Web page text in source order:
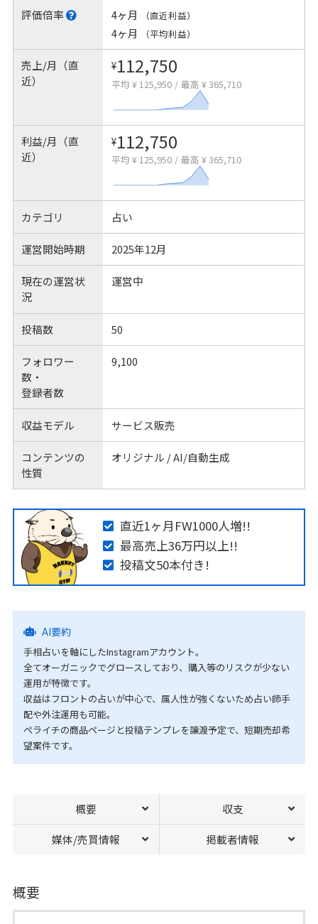
評価倍率 4ヶ月 （直近利益）
4ヶ月 （平均利益）
売上/月（直
近）
¥112,750
平均 ¥ 125,950 / 最高 ¥ 365,710
利益/月（直
近）
¥112,750
平均 ¥ 125,950 / 最高 ¥ 365,710
カテゴリ 占い
運営開始時期 2025年12月
現在の運営状
況
運営中
投稿数 50
フォロワー
数・
登録者数
9,100
収益モデル サービス販売
コンテンツの
性質
オリジナル / AI/自動生成
直近1ヶ月FW1000人増!!
最高売上36万円以上!!
投稿文50本付き!
AI要約
手相占いを軸にしたInstagramアカウント。
全てオーガニックでグロースしており、購入等のリスクが少ない
運用が特徴です。
収益はフロントの占いが中心で、属人性が強くないため占い師手
配や外注運用も可能。
ペライチの商品ページと投稿テンプレを譲渡予定で、短期売却希
望案件です。
概要 収支
媒体/売買情報 掲載者情報
概要